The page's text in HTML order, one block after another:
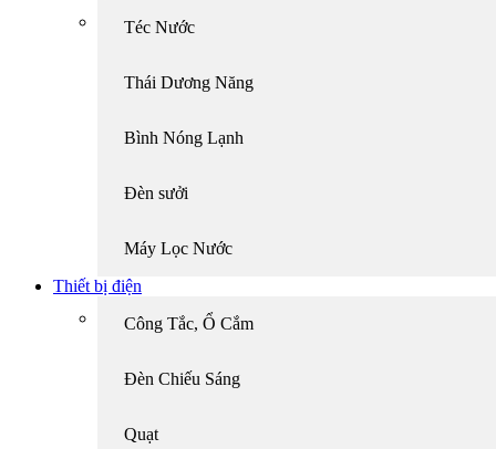
Téc Nước
Thái Dương Năng
Bình Nóng Lạnh
Đèn sưởi
Máy Lọc Nước
Thiết bị điện
Công Tắc, Ổ Cắm
Đèn Chiếu Sáng
Quạt